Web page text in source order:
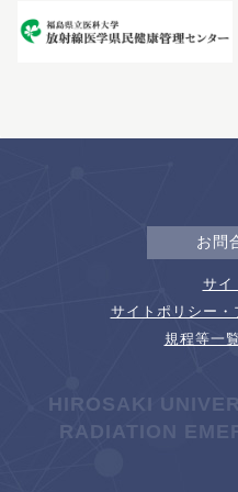
お問
サイ
サイトポリシー・
規程等一
HIROSAKI
RADIATION